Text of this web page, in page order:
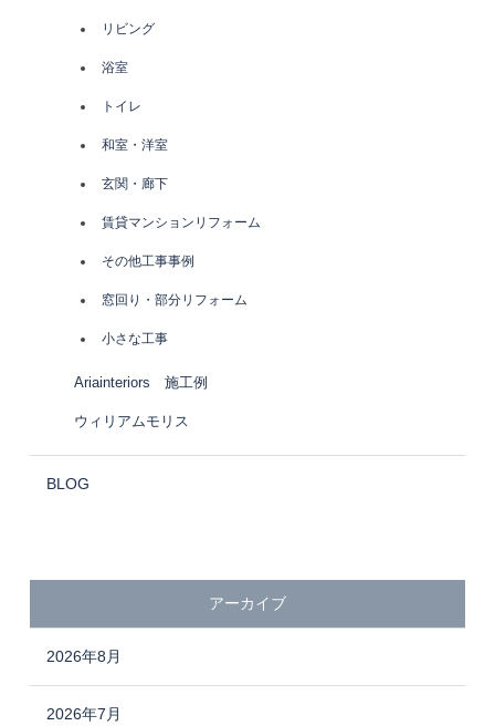
リビング
浴室
トイレ
和室・洋室
玄関・廊下
賃貸マンションリフォーム
その他工事事例
窓回り・部分リフォーム
小さな工事
Ariainteriors 施工例
ウィリアムモリス
BLOG
アーカイブ
2026年8月
2026年7月